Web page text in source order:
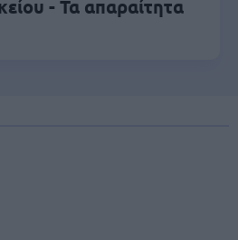
- Τα απαραίτητα